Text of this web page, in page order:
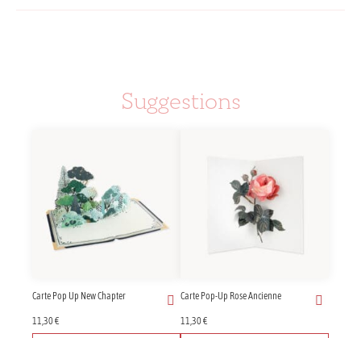
Suggestions
Carte Pop Up New Chapter
11,30€
Carte Pop-Up Rose Ancienne
11,30€